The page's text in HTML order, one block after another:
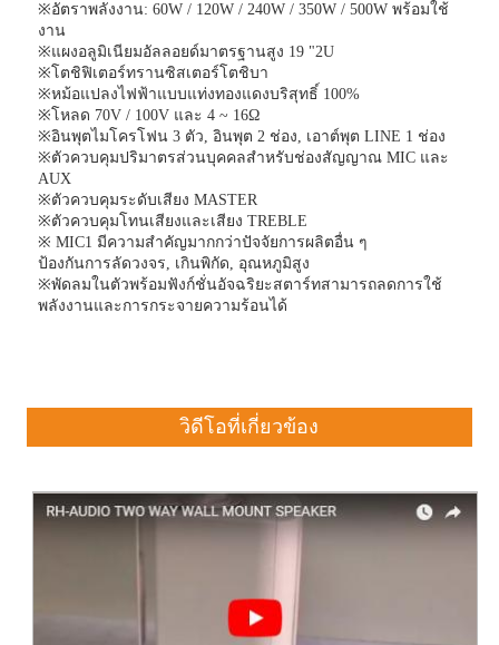
※อัตราพลังงาน: 60W / 120W / 240W / 350W / 500W พร้อมใช้
งาน
※แผงอลูมิเนียมอัลลอยด์มาตรฐานสูง 19 "2U
※โตชิฟิเตอร์ทรานซิสเตอร์โตชิบา
※หม้อแปลงไฟฟ้าแบบแท่งทองแดงบริสุทธิ์ 100%
※โหลด 70V / 100V และ 4 ~ 16Ω
※อินพุตไมโครโฟน 3 ตัว, อินพุต 2 ช่อง, เอาต์พุต LINE 1 ช่อง
※ตัวควบคุมปริมาตรส่วนบุคคลสำหรับช่องสัญญาณ MIC และ
AUX
※ตัวควบคุมระดับเสียง MASTER
※ตัวควบคุมโทนเสียงและเสียง TREBLE
※ MIC1 มีความสำคัญมากกว่าปัจจัยการผลิตอื่น ๆ
ป้องกันการลัดวงจร, เกินพิกัด, อุณหภูมิสูง
※พัดลมในตัวพร้อมฟังก์ชั่นอัจฉริยะสตาร์ทสามารถลดการใช้
พลังงานและการกระจายความร้อนได้
วิดีโอที่เกี่ยวข้อง